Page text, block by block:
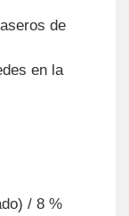
de
en la
/ 8 %